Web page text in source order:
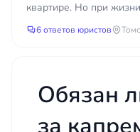
доказательства и
для суда. Далее
исполнение
службу судебных
внука,
квартире. Но при
который до сих пор
6 ответов юристов
Обязан